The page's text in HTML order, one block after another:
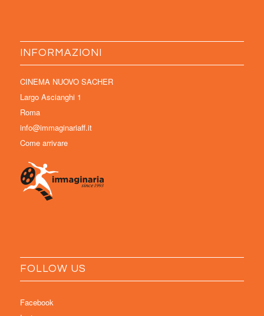
INFORMAZIONI
CINEMA NUOVO SACHER
Largo Ascianghi 1
Roma
info@immaginariaff.it
Come arrivare
FOLLOW US
Facebook